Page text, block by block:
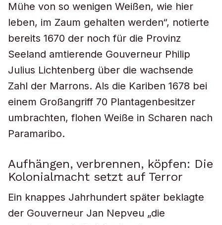
Mühe von so wenigen Weißen, wie hier
leben, im Zaum gehalten werden“, notierte
bereits 1670 der noch für die Provinz
Seeland amtierende Gouverneur Philip
Julius Lichtenberg über die wachsende
Zahl der Marrons. Als die Kariben 1678 bei
einem Großangriff 70 Plantagenbesitzer
umbrachten, flohen Weiße in Scharen nach
Paramaribo.
Aufhängen, verbrennen, köpfen: Die
Kolonialmacht setzt auf Terror
Ein knappes Jahrhundert später beklagte
der Gouverneur Jan Nepveu „die